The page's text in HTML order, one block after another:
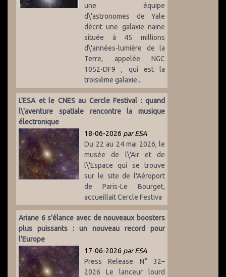
une équipe
d\'astronomes de Yale
décrit une galaxie naine
située à 45 millions
d\'années-lumière de la
Terre, appelée NGC
1052-DF9 , qui est la
troisième galaxie...
L'ESA et le CNES au Cercle Festival : quand
l\'aventure spatiale rencontre la musique
électronique
18-06-2026 par ESA
Du 22 au 24 mai 2026, le
musée de l\'Air et de
l\'Espace qui se trouve
sur le site de l'Aéroport
de Paris-Le Bourget,
accueillait Cercle Festiva
Ariane 6 s'élance avec de nouveaux boosters
plus puissants : un nouveau record pour
l'Europe
17-06-2026 par ESA
Press Release N° 32–
2026 Le lanceur lourd